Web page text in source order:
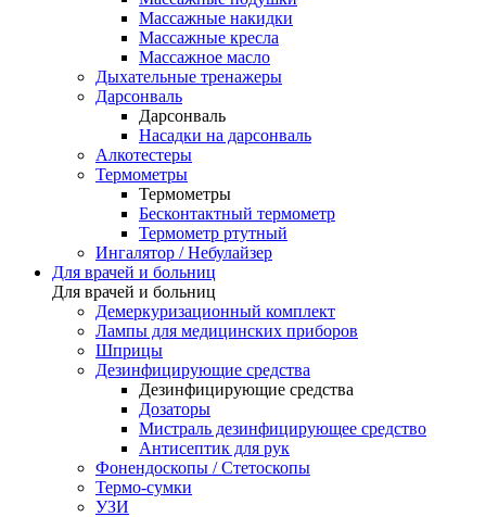
Массажные накидки
Массажные кресла
Массажное масло
Дыхательные тренажеры
Дарсонваль
Дарсонваль
Насадки на дарсонваль
Алкотестеры
Термометры
Термометры
Бесконтактный термометр
Термометр ртутный
Ингалятор / Небулайзер
Для врачей и больниц
Для врачей и больниц
Демеркуризационный комплект
Лампы для медицинских приборов
Шприцы
Дезинфицирующие средства
Дезинфицирующие средства
Дозаторы
Мистраль дезинфицирующее средство
Антисептик для рук
Фонендоскопы / Стетоскопы
Термо-сумки
УЗИ